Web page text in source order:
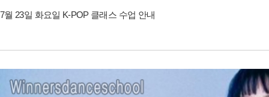
7월 23일 화요일 K-POP 클래스 수업 안내